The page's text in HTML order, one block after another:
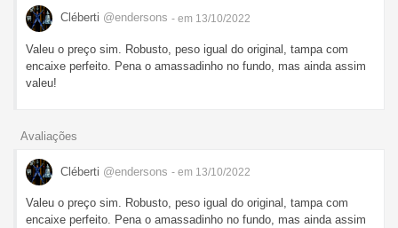
Cléberti @endersons - em 13/10/2022
Valeu o preço sim. Robusto, peso igual do original, tampa com
encaixe perfeito. Pena o amassadinho no fundo, mas ainda assim
valeu!
Avaliações
Cléberti @endersons - em 13/10/2022
Valeu o preço sim. Robusto, peso igual do original, tampa com
encaixe perfeito. Pena o amassadinho no fundo, mas ainda assim